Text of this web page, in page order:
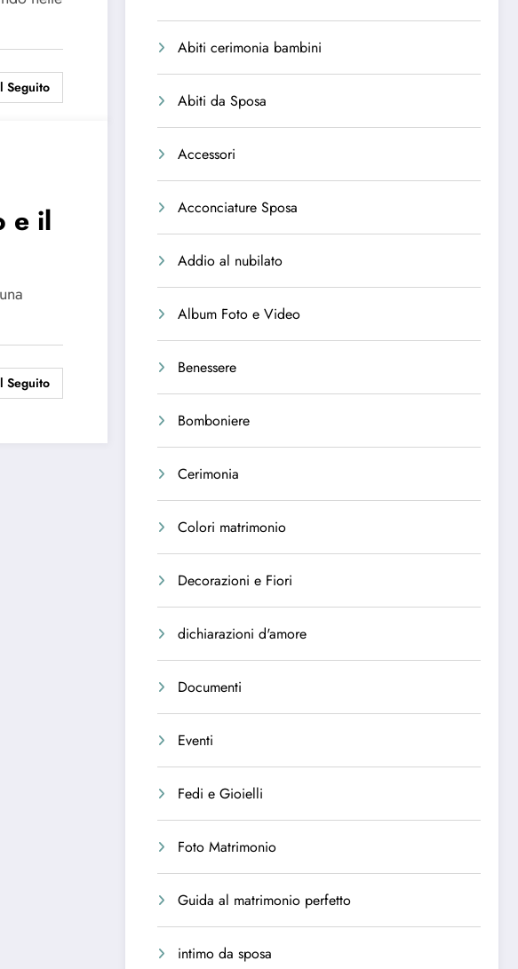
Seguito
e il
Seguito
Abiti cerimonia bambini
Abiti da Sposa
Accessori
Acconciature Sposa
Addio al nubilato
Album Foto e Video
Benessere
Bomboniere
Cerimonia
Colori matrimonio
Decorazioni e Fiori
dichiarazioni d'amore
Documenti
Eventi
Fedi e Gioielli
Foto Matrimonio
Guida al matrimonio perfetto
intimo da sposa